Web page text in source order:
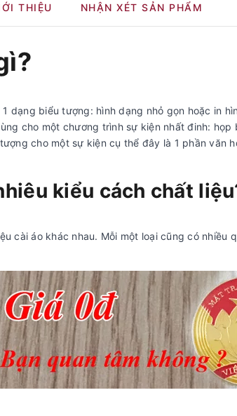
THIỆU NHẬN XÉT SẢN PHẨM
dạng biểu tượng: hình dạng nhỏ gọn hoặc in
cho một chương trình sự kiện nhất đinh: họp
cho một sự kiện cụ thể đây là 1 phần văn
kiểu cách chất
cài áo khác nhau. Mỗi một loại cũng có nhiều